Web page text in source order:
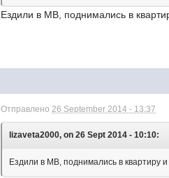
Ездили в МВ, поднимались в
Отправлено26 September 2014 - 13:37
lizaveta2000, on 26 Sept 2014 - 10:10:
Ездили в МВ, поднимались в квартиру